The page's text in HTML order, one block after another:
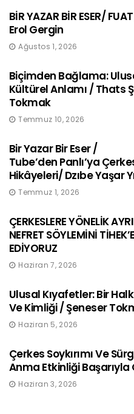
BİR YAZAR BİR ESER/
Erol Gergin
Ağustos 1, 2026
Biçimden Bağlama:
Kültürel Anlamı / Thats
Tokmak
Temmuz 10, 2026
Bir Yazar Bir Eser /
Tube’den Panlı’ya
Hikâyeleri/ Dzıbe Yaşar
Temmuz 1, 2026
ÇERKESLERE YÖNELİK
NEFRET SÖYLEMİNİ
EDİYORUZ
Haziran 7, 2026
Ulusal Kıyafetler: Bir
Ve Kimliği / Şeneser
Haziran 5, 2026
Çerkes Soykırımı Ve
Anma Etkinliği
Haziran 3, 2026